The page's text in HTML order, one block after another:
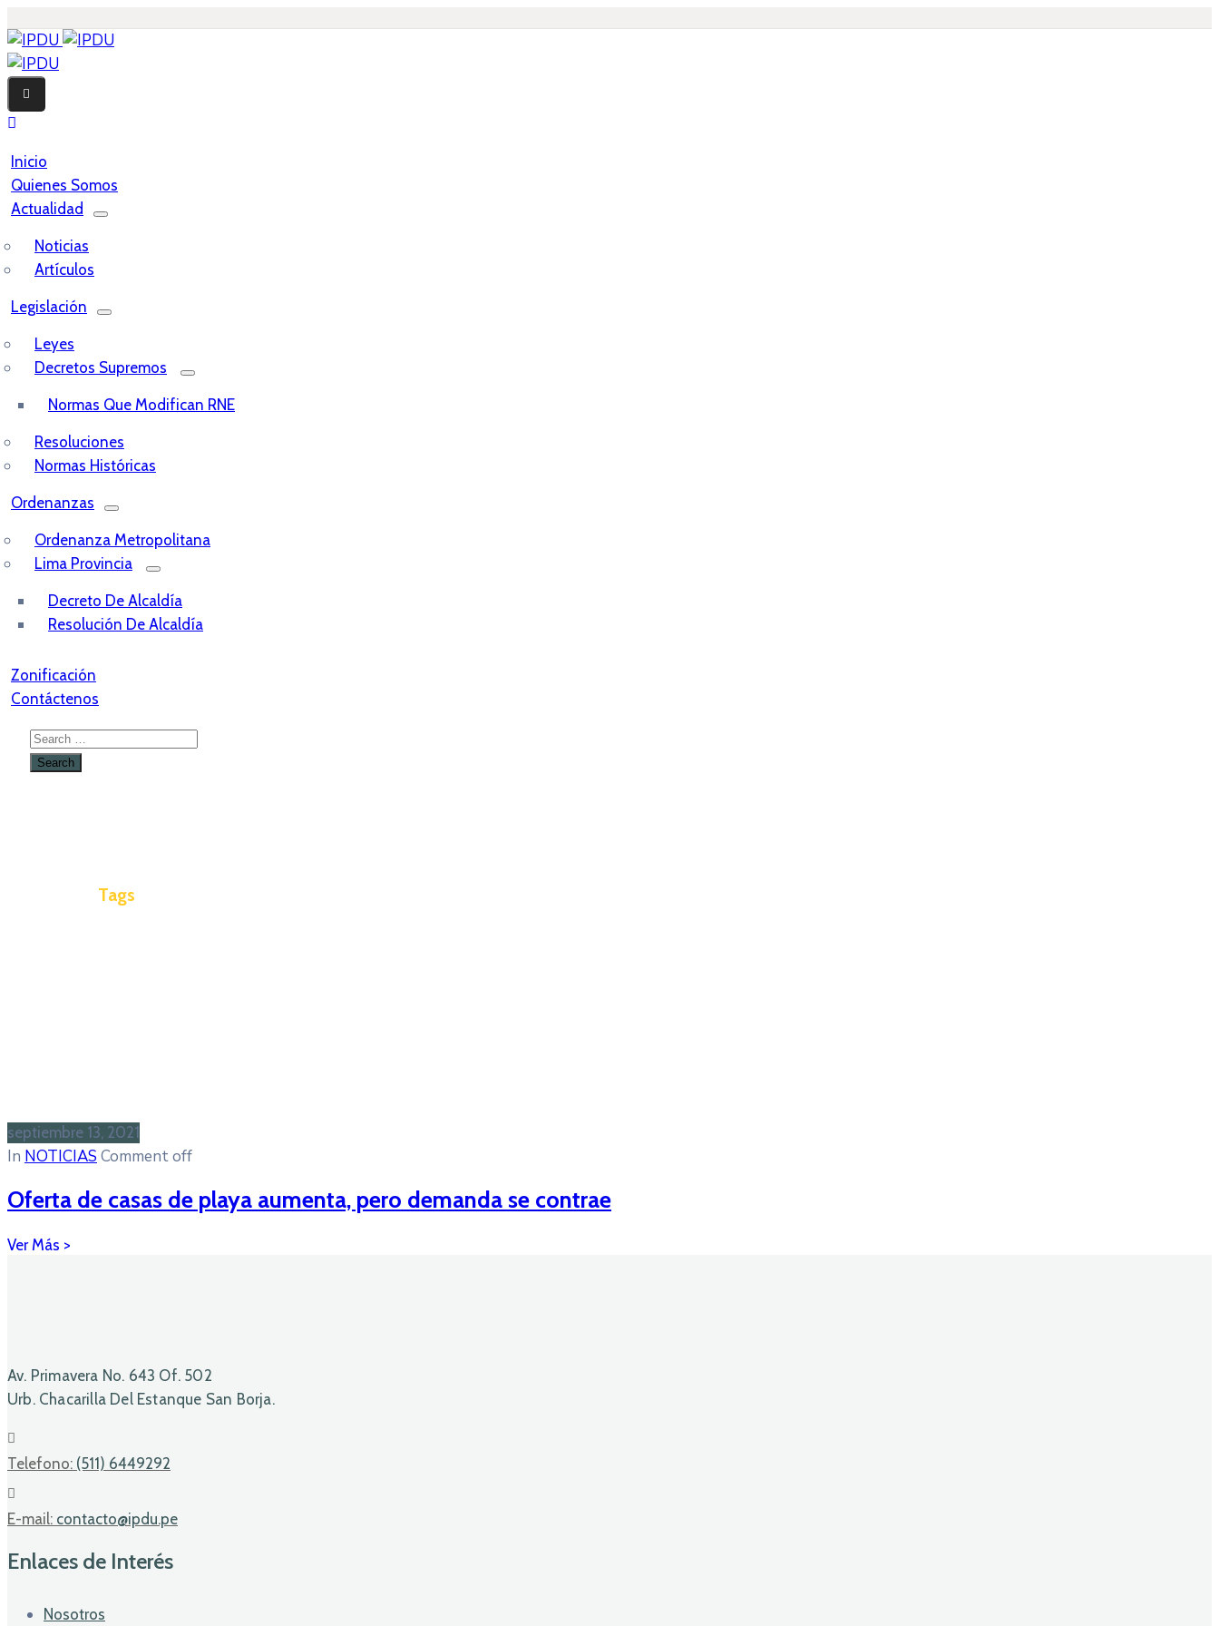
Inicio
Quienes Somos
Actualidad
Noticias
Artículos
Legislación
Leyes
Decretos Supremos
Normas Que Modifican RNE
Resoluciones
Normas Históricas
Ordenanzas
Ordenanza Metropolitana
Lima Provincia
Decreto De Alcaldía
Resolución De Alcaldía
Zonificación
Contáctenos
Tags
septiembre 13, 2021
In NOTICIAS Comment off
Oferta de casas de playa aumenta, pero demanda se contrae
Av. Primavera No. 643 Of. 502
Urb. Chacarilla Del Estanque San Borja.
Telefono: (511) 6449292
E-mail: contacto@ipdu.pe
Enlaces de Interés
Nosotros